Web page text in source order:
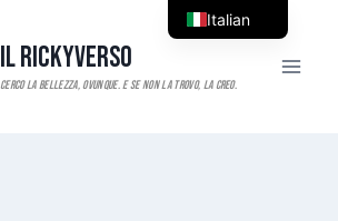
Il RickyVerso
Italian